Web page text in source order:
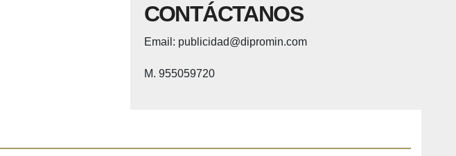
CONTÁCTANOS
Email: publicidad@dipromin.com
M. 955059720